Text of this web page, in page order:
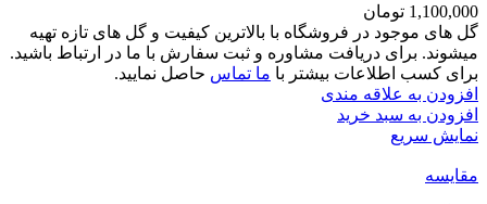
1,100,000 تومان
گل های موجود در فروشگاه با بالاترین کیفیت و گل های تازه تهیه
میشوند. برای دریافت مشاوره و ثبت سفارش با ما در ارتباط باشید.
برای کسب اطلاعات بیشتر با ما تماس حاصل نمایید.
افزودن به علاقه مندی
افزودن به سبد خرید
نمایش سریع
مقايسه